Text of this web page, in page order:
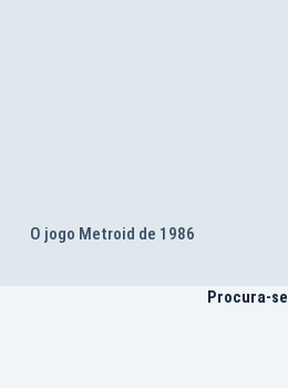
O jogo Metroid de 1986
Procura-se